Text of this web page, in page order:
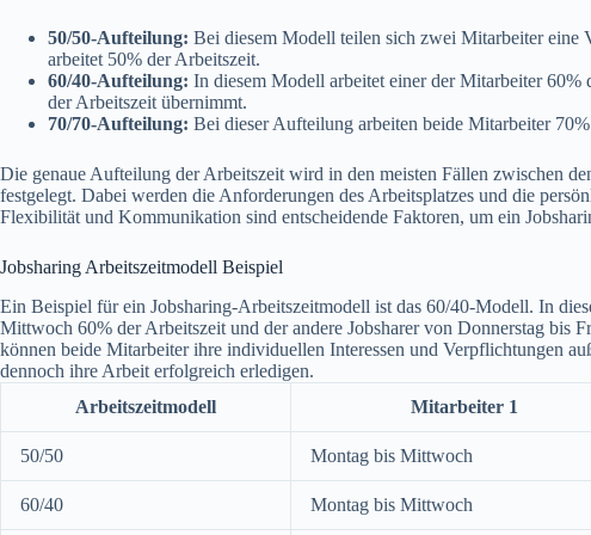
50/50-Aufteilung: Bei diesem Modell teilen sich zwei Mitarbeiter eine
arbeitet 50% der Arbeitszeit.
60/40-Aufteilung: In diesem Modell arbeitet einer der Mitarbeiter
der Arbeitszeit übernimmt.
70/70-Aufteilung: Bei dieser Aufteilung arbeiten beide Mitarbeiter
Die genaue Aufteilung der Arbeitszeit wird in den meisten Fällen zwischen
festgelegt. Dabei werden die Anforderungen des Arbeitsplatzes und die
Flexibilität und Kommunikation sind entscheidende Faktoren, um ein
Jobsharing Arbeitszeitmodell Beispiel
Ein Beispiel für ein Jobsharing-Arbeitszeitmodell ist das 60/40-Modell. In
Mittwoch 60% der Arbeitszeit und der andere Jobsharer von Donnerstag bis
können beide Mitarbeiter ihre individuellen Interessen und Verpflichtungen
dennoch ihre Arbeit erfolgreich erledigen.
Arbeitszeitmodell
Mitarbeiter 1
50/50 Montag bis Mittwoch
60/40 Montag bis Mittwoch